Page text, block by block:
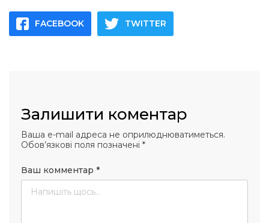
FACEBOOK TWITTER
Залишити коментар
Ваша e-mail адреса не оприлюднюватиметься.
Обов’язкові поля позначені *
Ваш комментар *